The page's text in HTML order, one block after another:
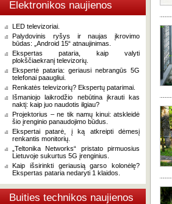
Elektronikos naujienos
LED televizoriai.
Palydovinis ryšys ir naujas įkrovimo
būdas: „Android 15“ atnaujinimas.
Ekspertas pataria, kaip valyti
plokščiaekranį televizorių.
Ekspertė pataria: geriausi nebrangūs 5G
telefonai paaugliui.
Renkatės televizorių? Ekspertų patarimai.
Išmaniojo laikrodžio nebūtina įkrauti kas
naktį: kaip juo naudotis ilgiau?
Projektorius – ne tik namų kinui: atskleidė
šio įrenginio panaudojimo būdus.
Ekspertai patarė, į ką atkreipti dėmesį
renkantis monitorių.
„Teltonika Networks“ pristato pirmuosius
Lietuvoje sukurtus 5G įrenginius.
Kaip išsirinkti geriausią garso kolonėlę?
Ekspertas pataria nedaryti 1 klaidos.
Buities technikos naujienos